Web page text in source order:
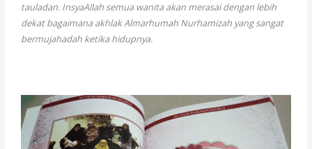
tauladan. InsyaAllah semua wanita akan merasai dengan lebih
dekat bagaimana akhlak Almarhumah Nurhamizah yang sangat
bermujahadah ketika hidupnya.